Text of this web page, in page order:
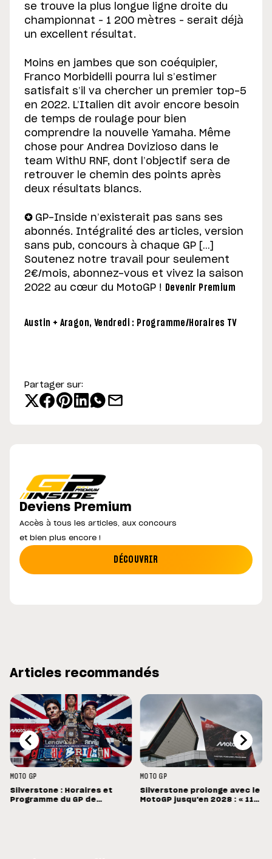
se trouve la plus longue ligne droite du
championnat – 1 200 mètres – serait déjà
un excellent résultat.
Moins en jambes que son coéquipier,
Franco Morbidelli pourra lui s’estimer
satisfait s’il va chercher un premier top-5
en 2022. L’Italien dit avoir encore besoin
de temps de roulage pour bien
comprendre la nouvelle Yamaha. Même
chose pour Andrea Dovizioso dans le
team WithU RNF, dont l’objectif sera de
retrouver le chemin des points après
deux résultats blancs.
✪ GP-Inside n’existerait pas sans ses
abonnés. Intégralité des articles, version
sans pub, concours à chaque GP […]
Soutenez notre travail pour seulement
2€/mois, abonnez-vous et vivez la saison
2022 au cœur du MotoGP !
Devenir Premium
Austin + Aragon, Vendredi : Programme/Horaires TV
Partager sur:
Deviens Premium
Accès à tous les articles, aux concours
et bien plus encore !
DÉCOUVRIR
Articles recommandés
MOTO GP
Silverstone : Horaires et
Programme du GP de
MOTO GP
Silverstone prolonge avec le
MotoGP jusqu'en 2028 : « 11